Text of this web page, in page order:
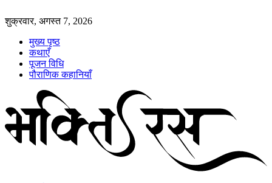
शुक्रवार, अगस्त 7, 2026
मुख्य पृष्ठ
कथाएँ
पूजन विधि
पौराणिक कहानियाँ